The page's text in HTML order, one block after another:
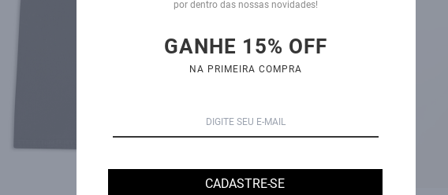
por dentro das nossas novidades!
GANHE 15% OFF
NA PRIMEIRA COMPRA
CADASTRE-SE